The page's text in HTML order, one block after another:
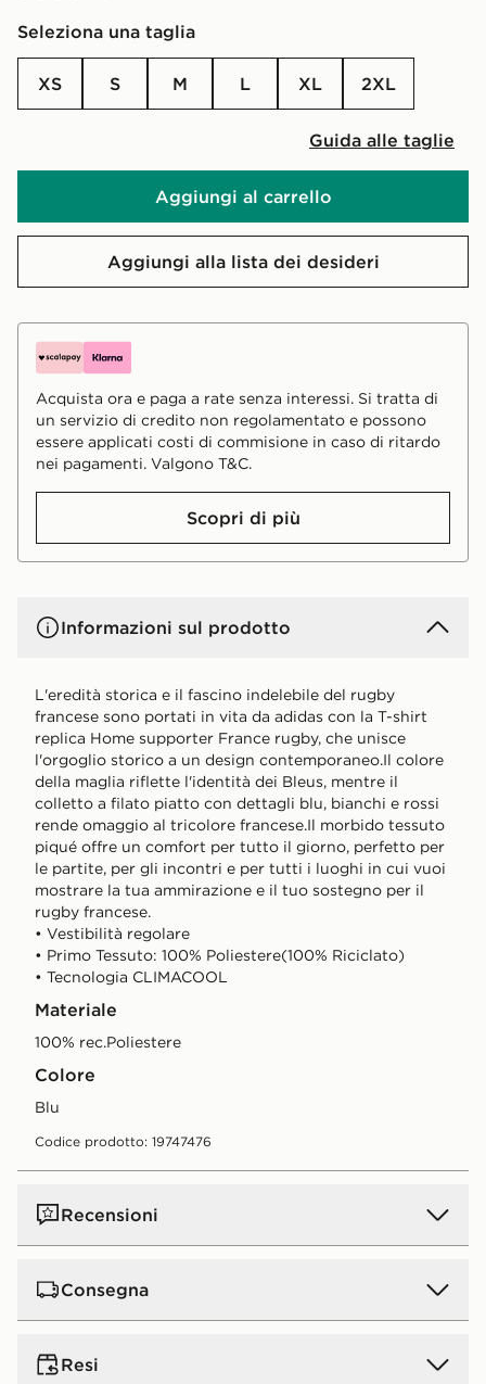
Seleziona una taglia
XS S M L XL 2XL
Guida alle taglie
Aggiungi al carrello
Aggiungi alla lista dei desideri
Acquista ora e paga a rate senza interessi. Si tratta di
un servizio di credito non regolamentato e possono
essere applicati costi di commisione in caso di ritardo
nei pagamenti. Valgono T&C.
Scopri di più
Informazioni sul prodotto
L'eredità storica e il fascino indelebile del rugby
francese sono portati in vita da adidas con la T-shirt
replica Home supporter France rugby, che unisce
l'orgoglio storico a un design contemporaneo.Il colore
della maglia riflette l'identità dei Bleus, mentre il
colletto a filato piatto con dettagli blu, bianchi e rossi
rende omaggio al tricolore francese.Il morbido tessuto
piqué offre un comfort per tutto il giorno, perfetto per
le partite, per gli incontri e per tutti i luoghi in cui vuoi
mostrare la tua ammirazione e il tuo sostegno per il
rugby francese.
• Vestibilità regolare
• Primo Tessuto: 100% Poliestere(100% Riciclato)
• Tecnologia CLIMACOOL
Materiale
100% rec.Poliestere
Colore
blu
Codice prodotto: 19747476
Recensioni
Consegna
Consegna standard a domicilio:
per ordini
superiori a 50 € (gratis a partire da 50 € per tutti gli
Resi